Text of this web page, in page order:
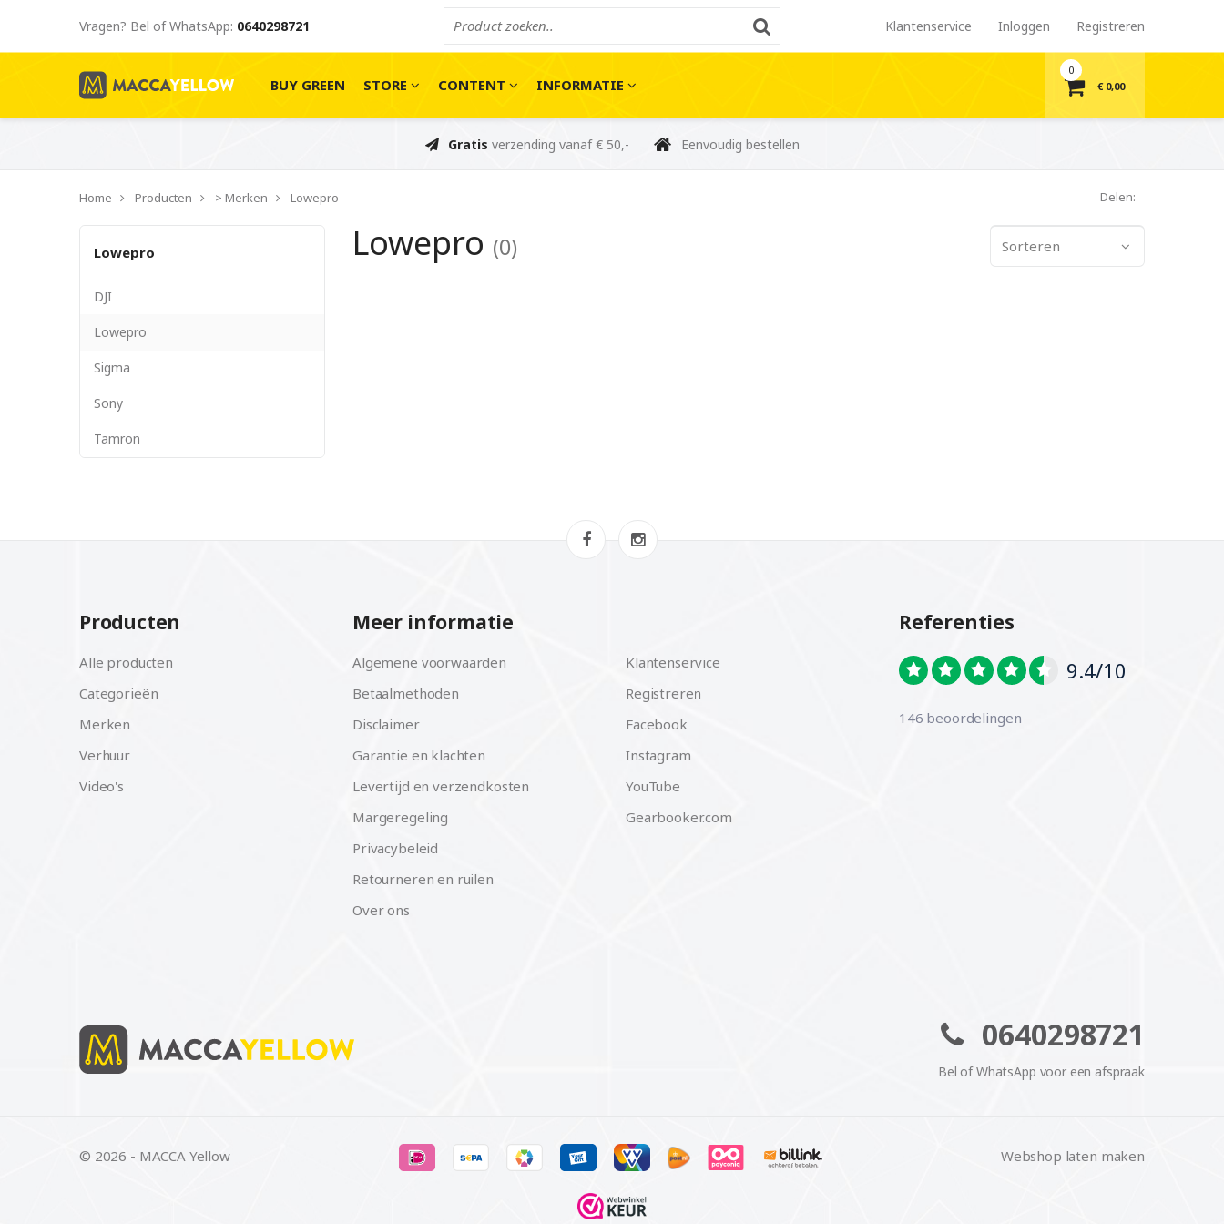
Vragen? Bel of WhatsApp: 0640298721 Klantenservice Inloggen Registreren
BUY GREEN STORE CONTENT INFORMATIE
0
€ 0,00
Gratis verzending vanaf € 50,- Eenvoudig bestellen
Home Producten > Merken Lowepro Delen:
Lowepro
DJI
Lowepro
Sigma
Sony
Tamron
Sorteren
Lowepro (0)
Producten
Alle producten
Categorieën
Merken
Verhuur
Video's
Meer informatie
Algemene voorwaarden
Betaalmethoden
Disclaimer
Garantie en klachten
Levertijd en verzendkosten
Margeregeling
Privacybeleid
Retourneren en ruilen
Over ons
Klantenservice
Registreren
Facebook
Instagram
YouTube
Gearbooker.com
Referenties
9.4/10
146 beoordelingen
0640298721
Bel of WhatsApp voor een afspraak
© 2026 - MACCA Yellow Webshop laten maken